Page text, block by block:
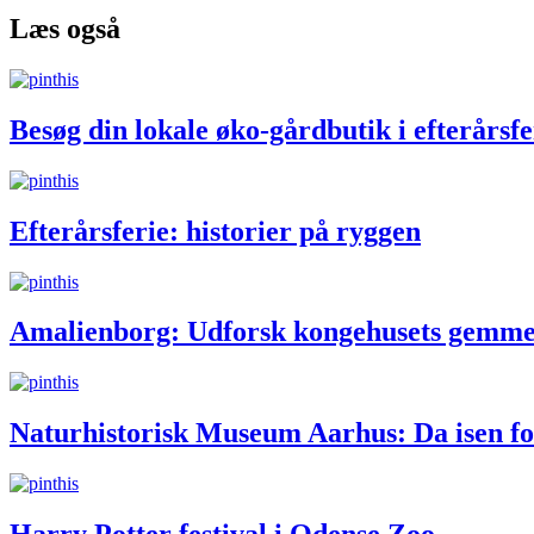
Læs også
Besøg din lokale øko-gårdbutik i
Efterårsferie: historier på ryggen
Amalienborg: Udforsk kongehusets
Naturhistorisk Museum Aarhus: Da isen